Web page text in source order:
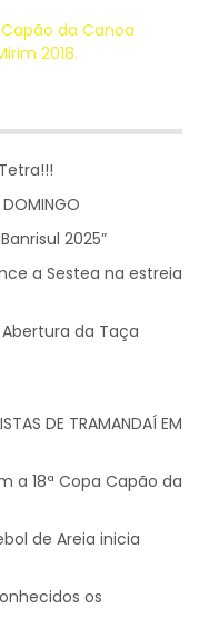
Capão da Canoa
2018.
DOMINGO
2025”
a Sestea na estreia
da Taça
DE TRAMANDAÍ EM
a 18ª Copa Capão da
de Areia inicia
os